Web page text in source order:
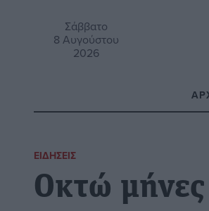
Σάββατο
8 Αυγούστου
2026
ΕΙΔΉΣΕΙΣ
Οκτώ μήνες